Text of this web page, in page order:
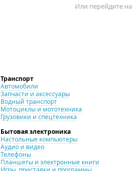
Или перейдите на
Транспорт
Автомобили
Запчасти и аксессуары
Водный транспорт
Мотоциклы и мототехника
Грузовики и спецтехника
Бытовая электроника
Настольные компьютеры
Аудио и видео
Телефоны
Планшеты и электронные книги